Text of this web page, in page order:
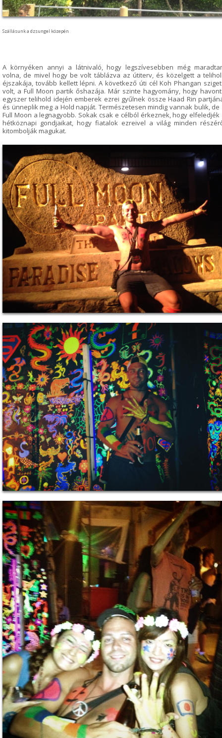
Szállásunk a dzsungel közepén
A környéken annyi a látnivaló, hogy legszívesebben még
volna, de mivel hogy be volt táblázva az útiterv, és közelgett a
éjszakája, tovább kellett lépni. A következő úti cél Koh Phangan
volt, a Full Moon partik őshazája. Már szinte hagyomány, hogy
egyszer telihold idején emberek ezrei gyűlnek össze Haad Rin
és ünneplik meg a Hold napját. Természetesen mindig vannak bulik, de
Full Moon a legnagyobb. Sokak csak e célból érkeznek, hogy elfeledjék
hétköznapi gondjaikat, hogy fiatalok ezreivel a világ minden
kitombolják magukat.